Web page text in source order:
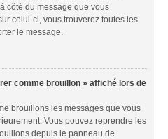
côté du message que vous
celui-ci, vous trouverez toutes les
le message.
comme brouillon » affiché lors de
brouillons les messages que vous
Vous pouvez reprendre les
depuis le panneau de